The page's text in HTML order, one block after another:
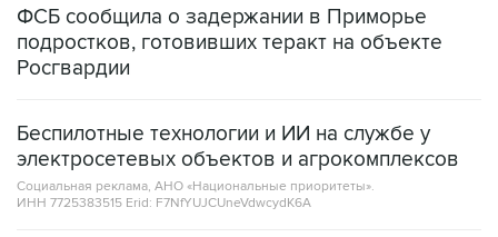
Росгвардии
Беспилотные технологии и ИИ на службе у
Социальная реклама, АНО «Национальные приоритеты».
ИНН 7725383515 Erid: F7NfYUJCUneVdwcydK6A
Кабмин РФ разрешил до 1 июля 2027 года